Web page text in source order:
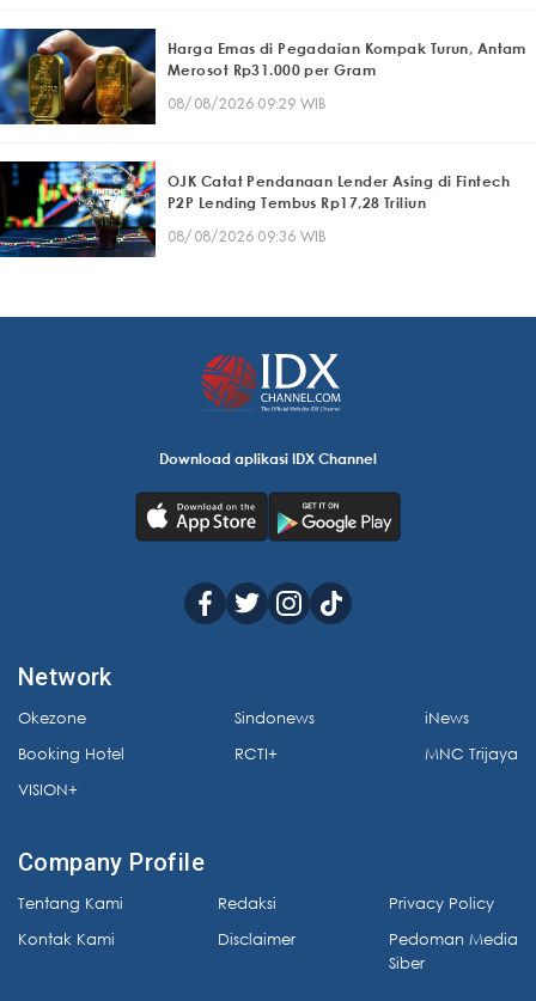
Harga Emas di Pegadaian Kompak Turun, Antam
Merosot Rp31.000 per Gram
08/08/2026 09:29 WIB
OJK Catat Pendanaan Lender Asing di Fintech
P2P Lending Tembus Rp17,28 Triliun
08/08/2026 09:36 WIB
Download aplikasi IDX Channel
Network
Okezone
Booking Hotel
VISION+
Sindonews
RCTI+
iNews
MNC Trijaya
Company Profile
Tentang Kami
Kontak Kami
Redaksi
Disclaimer
Privacy Policy
Pedoman Media
Siber